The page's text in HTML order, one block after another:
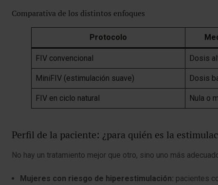
Comparativa de los distintos enfoques
Protocolo
FIV convencional Dosis
MiniFIV (estimulación suave) Dosis
FIV en ciclo natural Nula o
Perfil de la paciente: ¿para quién es la
No hay un tratamiento mejor que otro, sino uno más
Mujeres con riesgo de hiperestimulación: pacientes